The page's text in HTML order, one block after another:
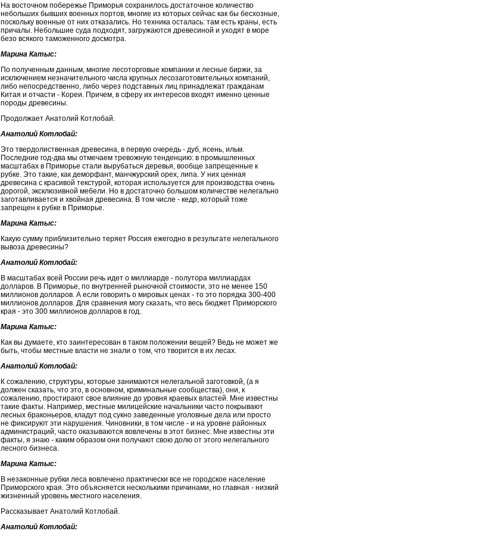
На восточном побережье Приморья сохранилось достаточное количество
небольших бывших военных портов, многие из которых сейчас как бы бесхозные,
поскольку военные от них отказались. Но техника осталась: там есть краны, есть
причалы. Небольшие суда подходят, загружаются древесиной и уходят в море
безо всякого таможенного досмотра.
Марина Катыс:
По полученным данным, многие лесоторговые компании и лесные биржи, за
исключением незначительного числа крупных лесозаготовительных компаний,
либо непосредственно, либо через подставных лиц принадлежат гражданам
Китая и отчасти - Кореи. Причем, в сферу их интересов входят именно ценные
породы древесины.
Продолжает Анатолий Котлобай.
Анатолий Котлобай:
Это твердолиственная древесина, в первую очередь - дуб, ясень, ильм.
Последние год-два мы отмечаем тревожную тенденцию: в промышленных
масштабах в Приморье стали вырубаться деревья, вообще запрещенные к
рубке. Это такие, как деморфант, манчжурский орех, липа. У них ценная
древесина с красивой текстурой, которая используется для производства очень
дорогой, эксклюзивной мебели. Но в достаточно большом количестве нелегально
заготавливается и хвойная древесина. В том числе - кедр, который тоже
запрещен к рубке в Приморье.
Марина Катыс:
Какую сумму приблизительно теряет Россия ежегодно в результате нелегального
вывоза древесины?
Анатолий Котлобай:
В масштабах всей России речь идет о миллиарде - полутора миллиардах
долларов. В Приморье, по внутренней рыночной стоимости, это не менее 150
миллионов долларов. А если говорить о мировых ценах - то это порядка 300-400
миллионов долларов. Для сравнения могу сказать, что весь бюджет Приморского
края - это 300 миллионов долларов в год.
Марина Катыс:
Как вы думаете, кто заинтересован в таком положении вещей? Ведь не может же
быть, чтобы местные власти не знали о том, что творится в их лесах.
Анатолий Котлобай:
К сожалению, структуры, которые занимаются нелегальной заготовкой, (а я
должен сказать, что это, в основном, криминальные сообщества), они, к
сожалению, простирают свое влияние до уровня краевых властей. Мне известны
такие факты. Например, местные милицейские начальники часто покрывают
лесных браконьеров, кладут под сукно заведенные уголовные дела или просто
не фиксируют эти нарушения. Чиновники, в том числе - и на уровне районных
администраций, часто оказываются вовлечены в этот бизнес. Мне известны эти
факты, я знаю - каким образом они получают свою долю от этого нелегального
лесного бизнеса.
Марина Катыс:
В незаконные рубки леса вовлечено практически все не городское население
Приморского края. Это объясняется несколькими причинами, но главная - низкий
жизненный уровень местного населения.
Рассказывает Анатолий Котлобай.
Анатолий Котлобай: